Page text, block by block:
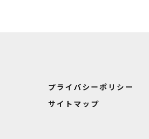
プライバシーポリシー
サイトマップ